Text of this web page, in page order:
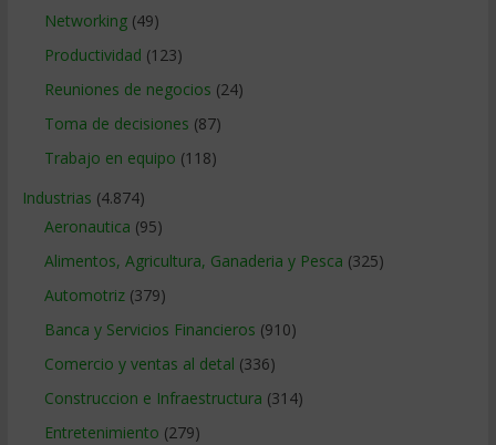
Networking(49)
Productividad (123)
Reuniones de negocios (24)
Toma de decisiones (87)
Trabajo en equipo (118)
Industrias (4.874)
Aeronautica (95)
Alimentos, Agricultura, Ganaderia y Pesca (325)
Automotriz(379)
Banca y Servicios Financieros (910)
Comercio y ventas al detal (336)
Construccion e Infraestructura (314)
Entretenimiento (279)